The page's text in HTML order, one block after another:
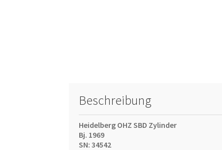
Beschreibung
Heidelberg OHZ SBD Zylinder
Bj. 1969
SN: 34542